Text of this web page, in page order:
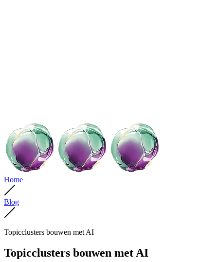
Home
Blog
Topicclusters bouwen met AI
Topicclusters bouwen met AI